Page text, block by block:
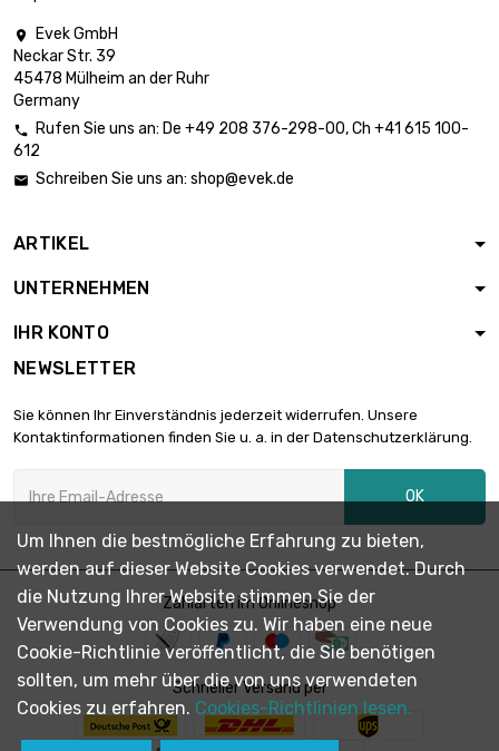

Evek GmbH
Neckar Str. 39
45478 Mülheim an der Ruhr
Germany
 Rufen Sie uns an: De +49 208 376-298-00, Ch +41 615 100-
612
 Schreiben Sie uns an: shop@evek.de
ARTIKEL
UNTERNEHMEN
IHR KONTO
NEWSLETTER
Sie können Ihr Einverständnis jederzeit widerrufen. Unsere
Kontaktinformationen finden Sie u. a. in der Datenschutzerklärung.
OK
Zahlarten im Onlineshop
Schneller Versand per
Um Ihnen die bestmögliche Erfahrung zu bieten,
werden auf dieser Website Cookies verwendet. Durch
die Nutzung Ihrer Website stimmen Sie der
Verwendung von Cookies zu. Wir haben eine neue
Cookie-Richtlinie veröffentlicht, die Sie benötigen
sollten, um mehr über die von uns verwendeten
Cookies zu erfahren. Cookies-Richtlinien lesen.